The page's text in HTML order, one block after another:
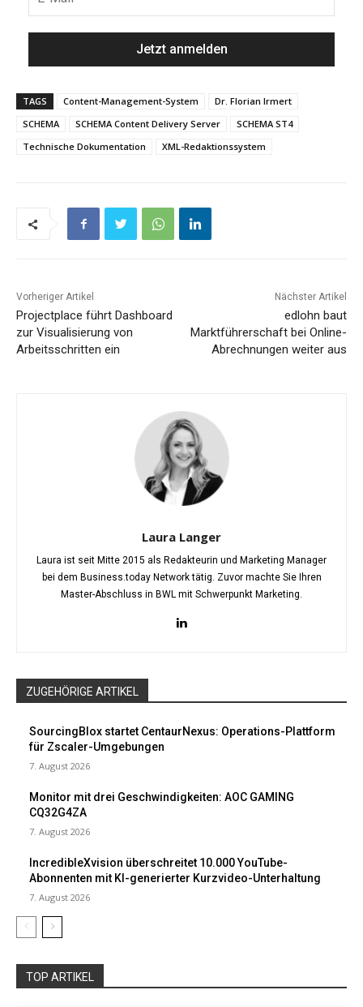
TAGS Content-Management-System
Dr. Florian Irmert
SCHEMA
SCHEMA Content Delivery Server
SCHEMA ST4
Technische Dokumentation
XML-Redaktionssystem
Vorheriger Artikel
Projectplace führt Dashboard
zur Visualisierung von
Arbeitsschritten ein
Nächster Artikel
edlohn baut
Marktführerschaft bei Online-
Abrechnungen weiter aus
Laura Langer
Laura ist seit Mitte 2015 als Redakteurin und Marketing Manager
bei dem Business.today Network tätig. Zuvor machte Sie Ihren
Master-Abschluss in BWL mit Schwerpunkt Marketing.
ZUGEHÖRIGE ARTIKEL
SourcingBlox startet CentaurNexus: Operations-Plattform
für Zscaler-Umgebungen
7. August 2026
Monitor mit drei Geschwindigkeiten: AOC GAMING
CQ32G4ZA
7. August 2026
IncredibleXvision überschreitet 10.000 YouTube-
Abonnenten mit KI-generierter Kurzvideo-Unterhaltung
7. August 2026
TOP ARTIKEL